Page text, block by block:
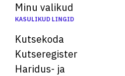
Minu valikud
KASULIKUD LINGID
Kutsekoda
Kutseregister
Haridus- ja